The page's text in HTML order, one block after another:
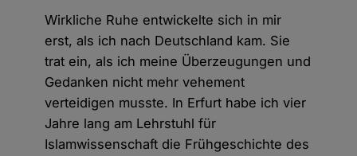
Wirkliche Ruhe entwickelte sich in mir
erst, als ich nach Deutschland kam. Sie
trat ein, als ich meine Überzeugungen und
Gedanken nicht mehr vehement
verteidigen musste. In Erfurt habe ich vier
Jahre lang am Lehrstuhl für
Islamwissenschaft die Frühgeschichte des